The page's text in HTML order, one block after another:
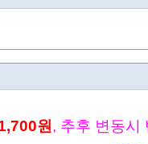
원 , 추후 변동시